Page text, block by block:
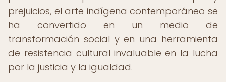
prejuicios, el arte indígena contemporáneo se
ha convertido en un medio de
transformación social y en una herramienta
de resistencia cultural invaluable en la lucha
por la justicia y la igualdad.